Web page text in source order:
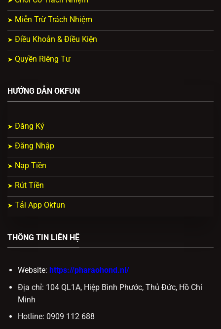
Miễn Trừ Trách Nhiệm
Điều Khoản & Điều Kiện
Quyền Riêng Tư
HƯỚNG DẪN OKFUN
Đăng Ký
Đăng Nhập
Nạp Tiền
Rút Tiền
Tải App Okfun
THÔNG TIN LIÊN HỆ
Website: https://pharaohond.nl/
Địa chỉ: 104 QL1A, Hiệp Bình Phước, Thủ Đức, Hồ Chí
Minh
Hotline: 0909 112 688